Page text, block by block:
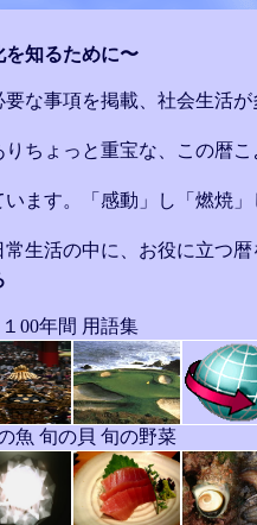
を知るために〜
な事項を掲載、社会生活
ちょっと重宝な、この暦
ます。「感動」し「燃焼」
生活の中に、お役に立つ暦
00年間 用語集
魚 旬の貝 旬の野菜